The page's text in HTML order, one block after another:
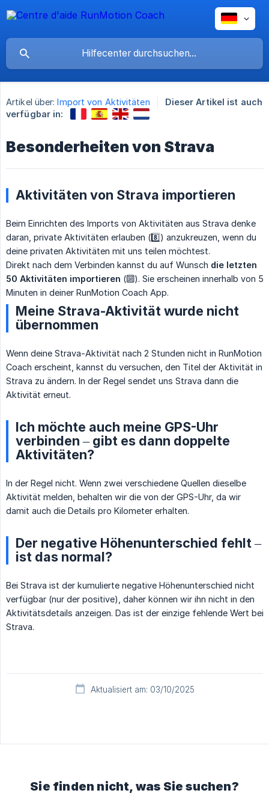
Artikel über: Import von Aktivitäten
Dieser Artikel ist auch
verfügbar in:
Besonderheiten von Strava
Aktivitäten von Strava importieren
Beim Einrichten des Imports von Aktivitäten aus Strava denke
daran, private Aktivitäten erlauben (8️⃣) anzukreuzen, wenn du
deine privaten Aktivitäten mit uns teilen möchtest.
Direkt nach dem Verbinden kannst du auf Wunsch die letzten
50 Aktivitäten importieren (🔟). Sie erscheinen innerhalb von 5
Minuten in deiner RunMotion Coach App.
Meine Strava-Aktivität wurde nicht
übernommen
Wenn deine Strava-Aktivität nach 2 Stunden nicht in RunMotion
Coach erscheint, kannst du versuchen, den Titel der Aktivität in
Strava zu ändern. In der Regel sendet uns Strava dann die
Aktivität erneut.
Ich möchte auch meine GPS-Uhr
verbinden – gibt es dann doppelte
Aktivitäten?
In der Regel nicht. Wenn zwei verschiedene Quellen dieselbe
Aktivität melden, behalten wir die von der GPS-Uhr, da wir
damit auch die Details pro Kilometer erhalten.
Der negative Höhenunterschied fehlt –
ist das normal?
Bei Strava ist der kumulierte negative Höhenunterschied nicht
verfügbar (nur der positive), daher können wir ihn nicht in den
Aktivitätsdetails anzeigen. Das ist der einzige fehlende Wert bei
Strava.
Aktualisiert am: 03/10/2025
Sie finden nicht, was Sie suchen?